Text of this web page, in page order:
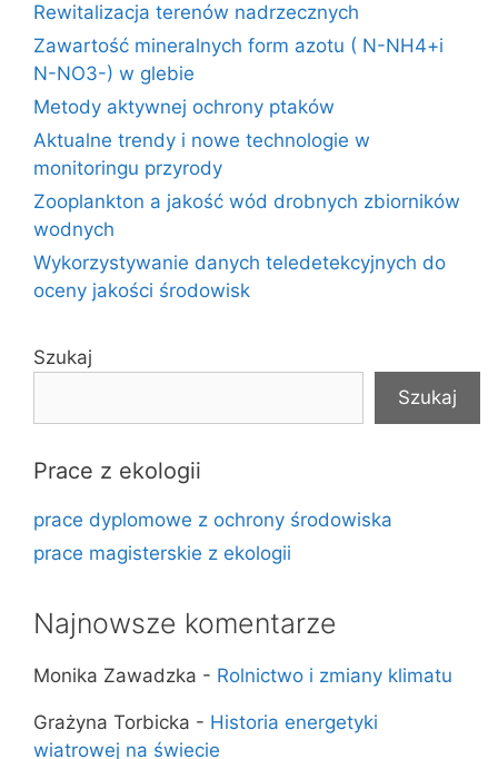
Rewitalizacja terenów nadrzecznych
Zawartość mineralnych form azotu ( N-NH4+i
N-NO3-) w glebie
Metody aktywnej ochrony ptaków
Aktualne trendy i nowe technologie w
monitoringu przyrody
Zooplankton a jakość wód drobnych zbiorników
wodnych
Wykorzystywanie danych teledetekcyjnych do
oceny jakości środowisk
Szukaj
Szukaj
Prace z ekologii
prace dyplomowe z ochrony środowiska
prace magisterskie z ekologii
Najnowsze komentarze
Monika Zawadzka - Rolnictwo i zmiany klimatu
Grażyna Torbicka - Historia energetyki
wiatrowej na świecie